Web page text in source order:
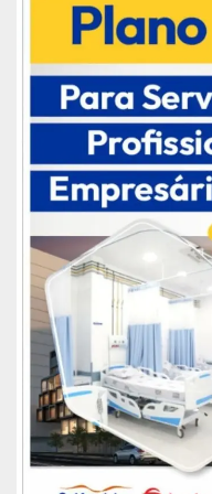
setembro e
investigações
setembro e
Ministério Público
universidades da
Os responsáveis
penas do crime de
que são
anos e a reclusão
multa.
A investigação
responsáveis,
penas do crime de
lei ambiental, bem